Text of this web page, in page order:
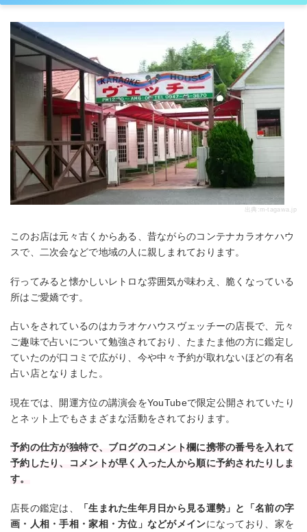
出典: m-tagawa.jp
このお店は元々古くからある、昔ながらのコンテナカラオケハウ
スで、二次会などで地域の人に親しまれております。
行ってみると懐かしいレトロな雰囲気が味わえ、脆くなっている
所はご愛嬌です。
占いをされているのはカラオケハウスヴェッチーの店長で、元々
ご趣味で占いについて勉強されており、たまたま他の方に鑑定し
ていたのが口コミで広がり、今や中々予約が取れないほどの有名
占い店となりました。
現在では、開運方位の講演会をYouTubeで限定公開されていたり
とネット上でもさまざまな活動をされております。
予約の仕方が独特で、ブログのコメント欄に携帯の番号を入れて
予約したり、コメントが早く入った人から順に予約されたりしま
す。
店長の鑑定は、
「生まれた生年月日から見る運勢」と「名前の字
画・人相・手相・家相・方位」などがメインになっており、家を